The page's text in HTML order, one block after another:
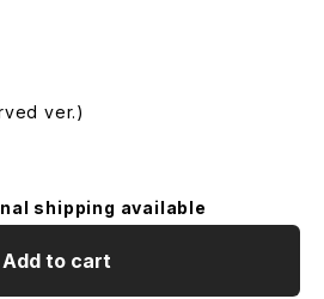
ver.)
shipping available
Add to cart